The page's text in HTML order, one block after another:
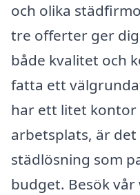
och olika
tre offerter ger
både kvalitet och
fatta ett
har ett litet kontor
arbetsplats, är
städlösning som
budget. Besök